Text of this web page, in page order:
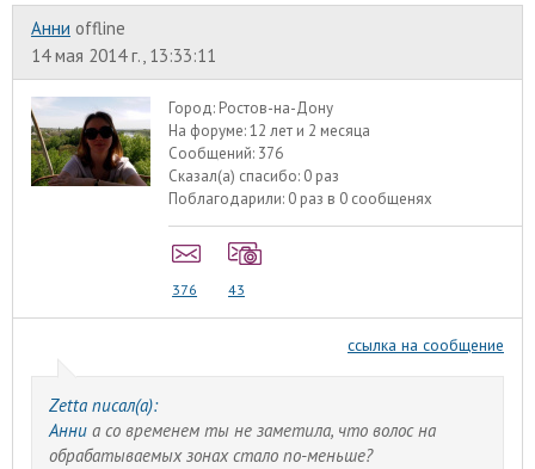
Анни offline
14 мая 2014 г., 13:33:11
Город: Ростов-на-Дону
На форуме:12 лет и 2 месяца
Сообщений: 376
Сказал(а) спасибо: 0 раз
Поблагодарили: 0 раз в 0 сообщенях
376 43
ссылка на сообщение
Zetta писал(а):
Анниа со временем ты не заметила, что волос на
обрабатываемых зонах стало по-меньше?